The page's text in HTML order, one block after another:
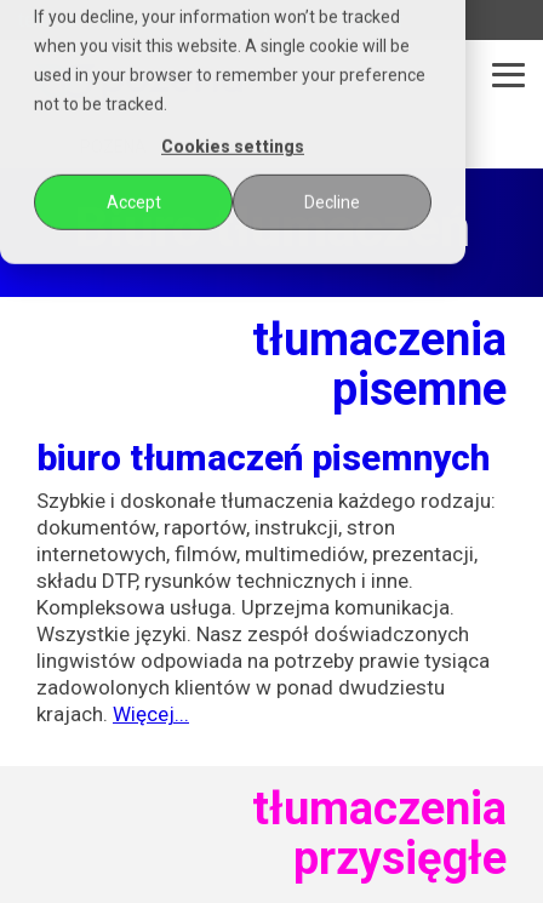
If you decline, your information won’t be tracked
when you visit this website. A single cookie will be
used in your browser to remember your preference
not to be tracked.
Cookies settings
Accept Decline
Czytaj
stronę
główną
POZENA
telefon email whatsapp messenger
Biuro tłumaczeń
tłumaczenia
pisemne
biuro tłumaczeń pisemnych
Szybkie i doskonałe tłumaczenia każdego rodzaju:
dokumentów, raportów, instrukcji, stron
internetowych, filmów, multimediów, prezentacji,
składu DTP, rysunków technicznych i inne.
Kompleksowa usługa. Uprzejma komunikacja.
Wszystkie języki. Nasz zespół doświadczonych
lingwistów odpowiada na potrzeby prawie tysiąca
zadowolonych klientów w ponad dwudziestu
krajach. Więcej...
tłumaczenia
przysięgłe